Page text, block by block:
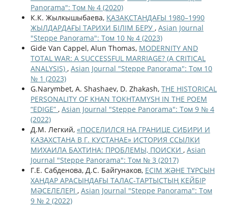
Panorama": Том № 4 (2020)
К.К. Жылкышыбаева, ҚАЗАҚСТАНДАҒЫ 1980–1990
ЖЫЛДАРДАҒЫ ТАРИХИ БІЛІМ БЕРУ , Asian Journal
"Steppe Panorama": Том 10 № 4 (2023)
Gide Van Cappel, Alun Thomas, MODERNITY AND
TOTAL WAR: A SUCCESSFUL MARRIAGE? (A CRITICAL
ANALYSIS) , Asian Journal "Steppe Panorama": Том 10
№ 1 (2023)
G.Narymbet, A. Shashaev, D. Zhakash, THE HISTORICAL
PERSONALITY OF KHAN TOKHTAMYSH IN THE POEM
“EDIGE” , Asian Journal "Steppe Panorama": Том 9 № 4
(2022)
Д.М. Легкий, «ПОСЕЛИЛСЯ НА ГРАНИЦЕ СИБИРИ И
КАЗАХСТАНА В Г. КУСТАНАЕ» ИСТОРИЯ ССЫЛКИ
МИХАИЛА БАХТИНА: ПРОБЛЕМЫ, ПОИСКИ , Asian
Journal "Steppe Panorama": Том № 3 (2017)
Г.Е. Сабденова, Д.С. Байгунаков, ЕСІМ ЖӘНЕ ТҰРСЫН
ХАНДАР АРАСЫНДАҒЫ ТАЛАС-ТАРТЫСТЫҢ КЕЙБІР
МӘСЕЛЕЛЕРІ , Asian Journal "Steppe Panorama": Том
9 № 2 (2022)